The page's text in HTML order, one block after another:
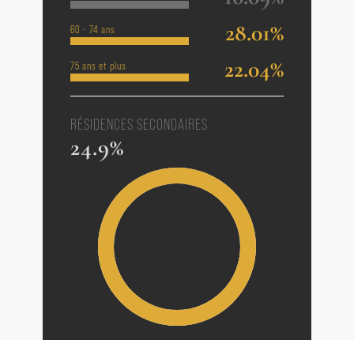
60 - 74 ans 28.01%
75 ans et plus 22.04%
RÉSIDENCES SECONDAIRES
24.9%